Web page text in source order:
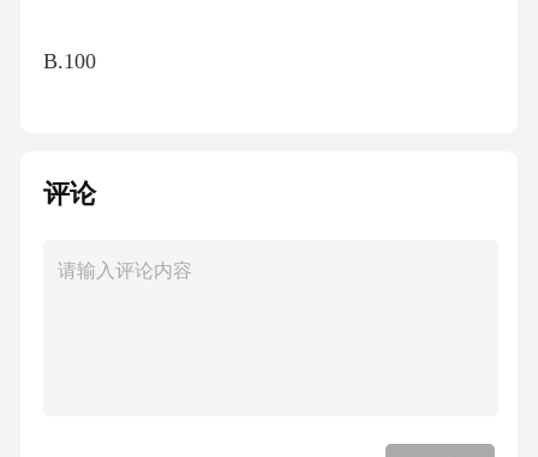
B.100
D.75
评论